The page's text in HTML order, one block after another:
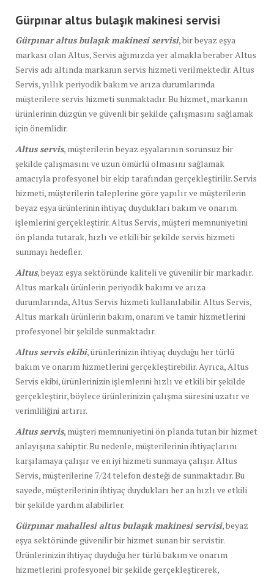
Gürpınar altus bulaşıkmakinesi servisi
Gürpınar altus bulaşık makinesi servisi, bir beyaz eşya
markası olan Altus, Servis ağımızda yer almakla beraber Altus
Servis adı altında markanın servis hizmeti verilmektedir. Altus
Servis, yıllık periyodik bakım ve arıza durumlarında
müşterilere servis hizmeti sunmaktadır. Bu hizmet, markanın
ürünlerinin düzgün ve güvenli bir şekilde çalışmasını sağlamak
için önemlidir.
Altus servis, müşterilerin beyaz eşyalarının sorunsuz bir
şekilde çalışmasını ve uzun ömürlü olmasını sağlamak
amacıyla profesyonel bir ekip tarafından gerçekleştirilir. Servis
hizmeti, müşterilerin taleplerine göre yapılır ve müşterilerin
beyaz eşya ürünlerinin ihtiyaç duydukları bakım ve onarım
işlemlerini gerçekleştirir. Altus Servis, müşteri memnuniyetini
ön planda tutarak, hızlı ve etkili bir şekilde servis hizmeti
sunmayı hedefler.
Altus, beyaz eşya sektöründe kaliteli ve güvenilir bir markadır.
Altus markalı ürünlerin periyodik bakımı ve arıza
durumlarında, Altus Servis hizmeti kullanılabilir. Altus Servis,
Altus markalı ürünlerin bakım, onarım ve tamir hizmetlerini
profesyonel bir şekilde sunmaktadır.
Altus servis ekibi, ürünlerinizin ihtiyaç duyduğu her türlü
bakım ve onarım hizmetlerini gerçekleştirebilir. Ayrıca, Altus
Servis ekibi, ürünlerinizin işlemlerini hızlı ve etkili bir şekilde
gerçekleştirir, böylece ürünlerinizin çalışma süresini uzatır ve
verimliliğini artırır.
Altus servis, müşteri memnuniyetini ön planda tutan bir hizmet
anlayışına sahiptir. Bu nedenle, müşterilerinin ihtiyaçlarını
karşılamaya çalışır ve en iyi hizmeti sunmaya çalışır. Altus
Servis, müşterilerine 7/24 telefon desteği de sunmaktadır. Bu
sayede, müşterilerinin ihtiyaç duydukları her an hızlı ve etkili
bir şekilde yardım alabilirler.
Gürpınar mahallesi altus bulaşık makinesi servisi, beyaz
eşya sektöründe güvenilir bir hizmet sunan bir servistir.
Ürünlerinizin ihtiyaç duyduğu her türlü bakım ve onarım
hizmetlerini profesyonel bir şekilde gerçekleştirerek,